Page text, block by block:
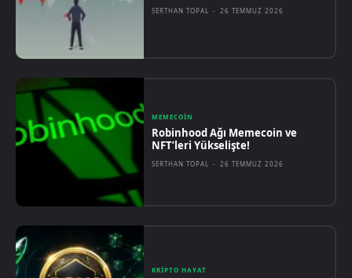
SERTHAN TOPAL - 26 TEMMUZ 2026
MEMECOIN
Robinhood Ağı Memecoin ve
NFT’leri Yükselişte!
SERTHAN TOPAL - 26 TEMMUZ 2026
KRIPTO HAYAT